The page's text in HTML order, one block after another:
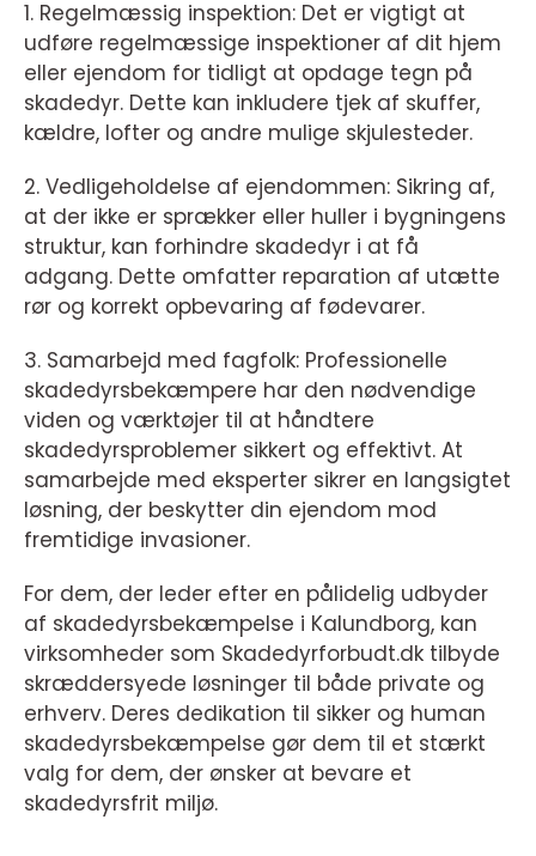
1. Regelmæssig inspektion: Det er vigtigt at
udføre regelmæssige inspektioner af dit hjem
eller ejendom for tidligt at opdage tegn på
skadedyr. Dette kan inkludere tjek af skuffer,
kældre, lofter og andre mulige skjulesteder.
2. Vedligeholdelse af ejendommen: Sikring af,
at der ikke er sprækker eller huller i bygningens
struktur, kan forhindre skadedyr i at få
adgang. Dette omfatter reparation af utætte
rør og korrekt opbevaring af fødevarer.
3. Samarbejd med fagfolk: Professionelle
skadedyrsbekæmpere har den nødvendige
viden og værktøjer til at håndtere
skadedyrsproblemer sikkert og effektivt. At
samarbejde med eksperter sikrer en langsigtet
løsning, der beskytter din ejendom mod
fremtidige invasioner.
For dem, der leder efter en pålidelig udbyder
af skadedyrsbekæmpelse i Kalundborg, kan
virksomheder som Skadedyrforbudt.dk tilbyde
skræddersyede løsninger til både private og
erhverv. Deres dedikation til sikker og human
skadedyrsbekæmpelse gør dem til et stærkt
valg for dem, der ønsker at bevare et
skadedyrsfrit miljø.